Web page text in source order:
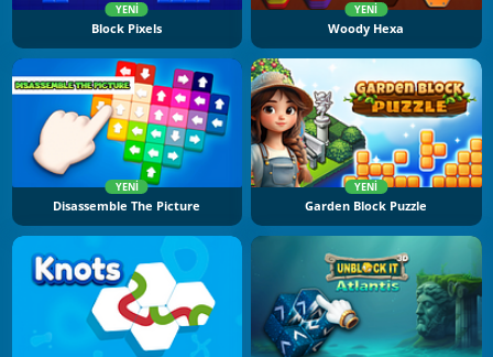
YENI
Block Pixels
YENI
Woody Hexa
YENI
Disassemble The Picture
YENI
Garden Block Puzzle